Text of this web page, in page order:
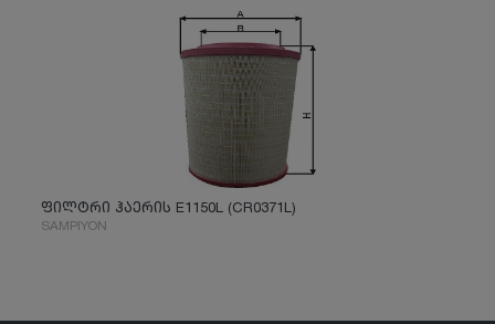
ფილტრი ჰაერის E1150L (CR0371L)
SAMPIYON